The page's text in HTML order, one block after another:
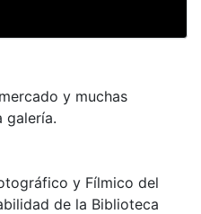
y muchas
galería.
y Fílmico del
de la Biblioteca